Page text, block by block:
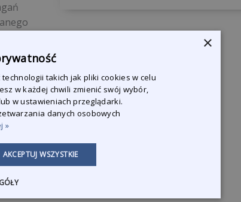
×
takich jak pliki cookies w celu
w każdej chwili zmienić swój wybór,
w ustawieniach przeglądarki.
danych osobowych
»
AKCEPTUJ WSZYSTKIE